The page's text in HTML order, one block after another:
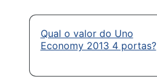
Qual o valor do Uno
Economy 2013 4 portas?